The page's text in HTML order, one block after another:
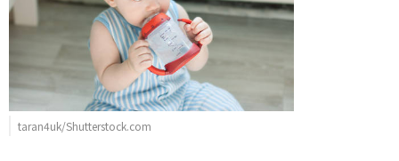
taran4uk/Shutterstock.com